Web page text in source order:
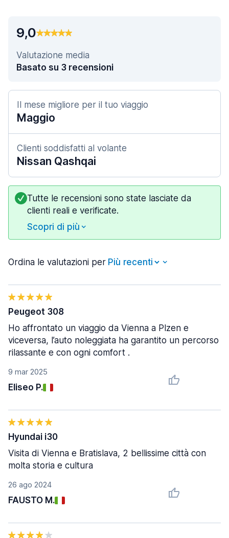
9,0
Valutazione media
Basato su 3 recensioni
Il mese migliore per il tuo viaggio
Maggio
Clienti soddisfatti al volante
Nissan Qashqai
Tutte le recensioni sono state lasciate da
clienti reali e verificate.
Scopri di più
Ordina le valutazioni per
9 mar 2025
Eliseo P.
Peugeot 308
Ho affrontato un viaggio da Vienna a Plzen e
viceversa, l’auto noleggiata ha garantito un percorso
rilassante e con ogni comfort .
26 ago 2024
FAUSTO M.
Hyundai i30
Visita di Vienna e Bratislava, 2 bellissime città con
molta storia e cultura